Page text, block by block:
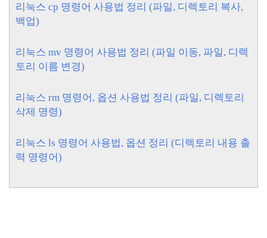
리눅스 cp 명령어 사용법 정리 (파일, 디렉토리 복사,
백업)
리눅스 mv 명령어 사용법 정리 (파일 이동, 파일, 디렉
토리 이름 변경)
리눅스 rm 명령어, 옵션 사용법 정리 (파일, 디렉토리
삭제 명령)
리눅스 ls 명령어 사용법, 옵션 정리 (디렉토리 내용 출
력 명령어)